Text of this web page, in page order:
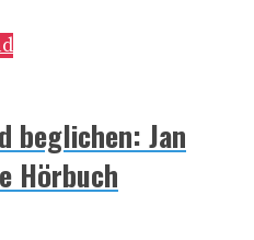
beglichen: Jan
Hörbuch